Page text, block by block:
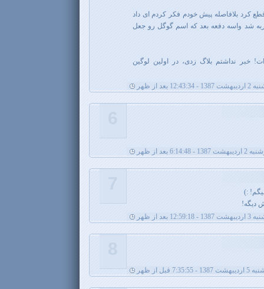
قطع کرد بلافاصله پیش خودم فکر کردم ای داد
شد واسه دفعه بعد که اسم گوگل رو جعل
خبر نداشتم بلاگ زدی، در اولین لوگین
- 12:43:34 بعد از ظهر
1387 - 6:14:48 بعد از ظهر
:)
دیگه!
بعد از ظهر
- 7:35:55 قبل از ظهر